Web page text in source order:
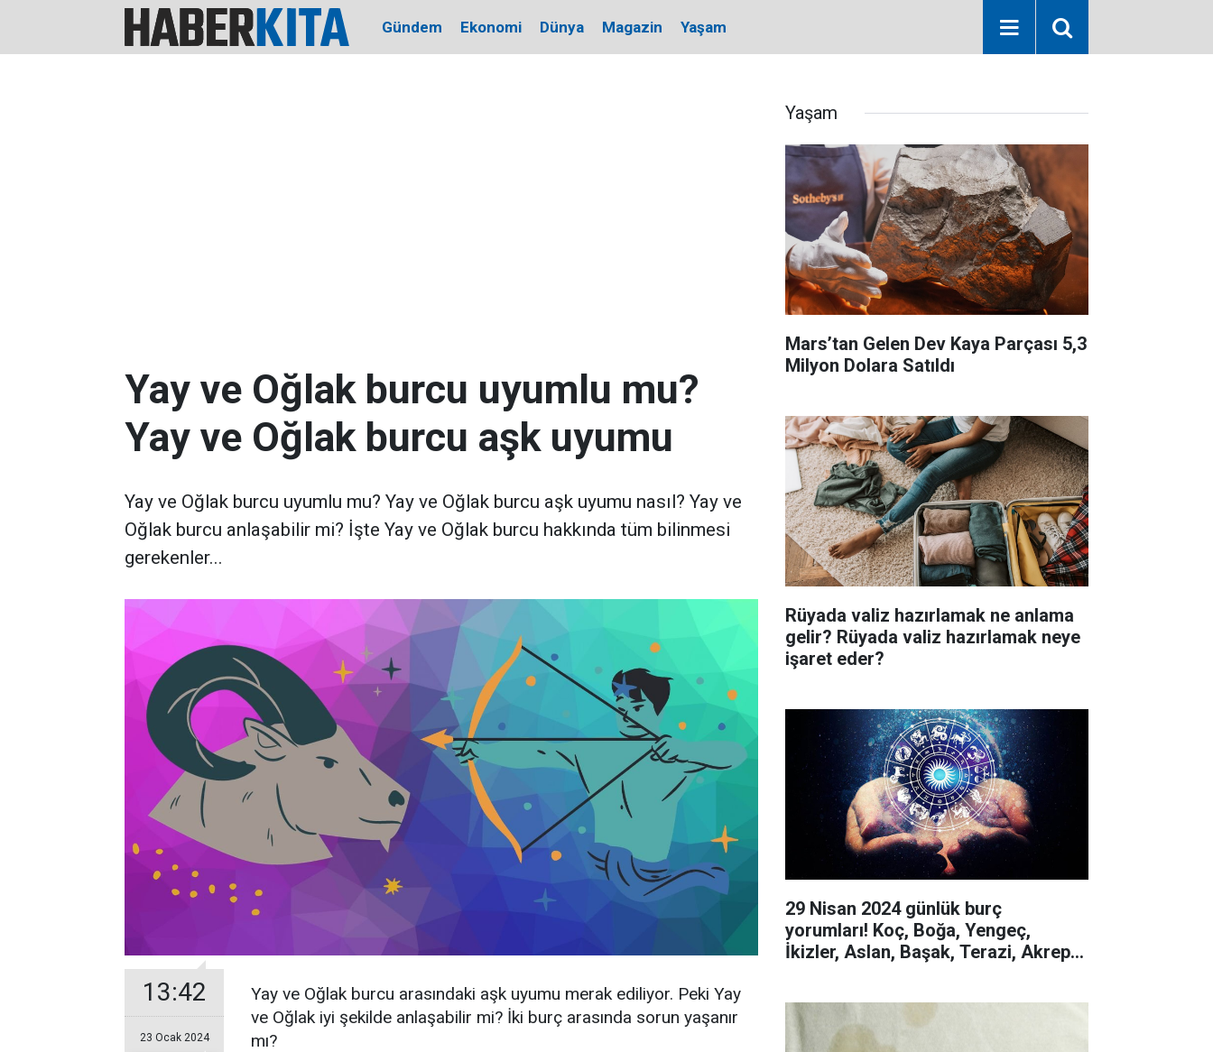
Gündem Ekonomi Dünya Magazin Yaşam
Yay ve Oğlak burcu uyumlu mu?
Yay ve Oğlak burcu aşk uyumu
Yay ve Oğlak burcu uyumlu mu? Yay ve Oğlak burcu aşk uyumu nasıl? Yay ve
Oğlak burcu anlaşabilir mi? İşte Yay ve Oğlak burcu hakkında tüm bilinmesi
gerekenler...
13:42
23 Ocak 2024
Yay ve Oğlak burcu arasındaki aşk uyumu merak ediliyor. Peki Yay
ve Oğlak iyi şekilde anlaşabilir mi? İki burç arasında sorun yaşanır
mı?
Yaşam
Mars’tan Gelen Dev Kaya Parçası 5,3
Milyon Dolara Satıldı
Rüyada valiz hazırlamak ne anlama
gelir? Rüyada valiz hazırlamak neye
işaret eder?
29 Nisan 2024 günlük burç
yorumları! Koç, Boğa, Yengeç,
İkizler, Aslan, Başak, Terazi, Akrep,